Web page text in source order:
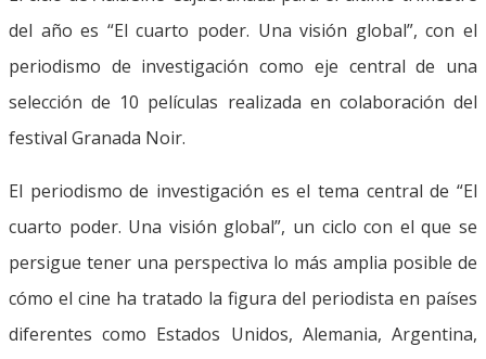
del año es “El cuarto poder. Una visión global”, con el
periodismo de investigación como eje central de una
selección de 10 películas realizada en colaboración del
festival Granada Noir.
El periodismo de investigación es el tema central de “El
cuarto poder. Una visión global”, un ciclo con el que se
persigue tener una perspectiva lo más amplia posible de
cómo el cine ha tratado la figura del periodista en países
diferentes como Estados Unidos, Alemania, Argentina,